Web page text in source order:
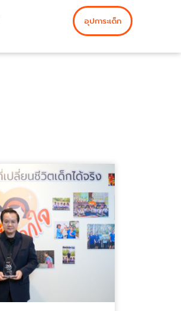
อุปการะเด็ก